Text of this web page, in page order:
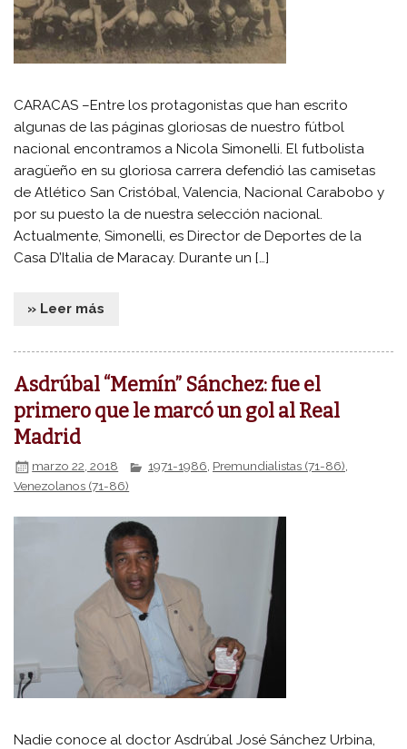
CARACAS –Entre los protagonistas que han escrito
algunas de las páginas gloriosas de nuestro fútbol
nacional encontramos a Nicola Simonelli. El futbolista
aragüeño en su gloriosa carrera defendió las camisetas
de Atlético San Cristóbal, Valencia, Nacional Carabobo y
por su puesto la de nuestra selección nacional.
Actualmente, Simonelli, es Director de Deportes de la
Casa D’Italia de Maracay. Durante un […]
» Leer más
Asdrúbal “Memín” Sánchez: fue el
primero que le marcó un gol al Real
Madrid
marzo 22, 2018 1971-1986, Premundialistas (71-86),
Venezolanos (71-86)
Nadie conoce al doctor Asdrúbal José Sánchez Urbina,